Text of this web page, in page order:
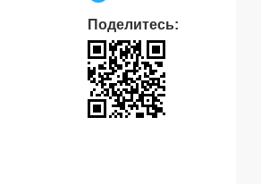
Поделитесь: